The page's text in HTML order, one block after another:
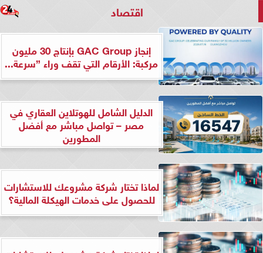
اقتصاد
إنجاز GAC Group بإنتاج 30 مليون
مركبة: الأرقام التي تقف وراء ”سرعة...
الدليل الشامل للهوتلاين العقاري في
مصر – تواصل مباشر مع أفضل
المطورين
لماذا تختار شركة مشروعك للاستشارات
للحصول على خدمات الهيكلة المالية؟